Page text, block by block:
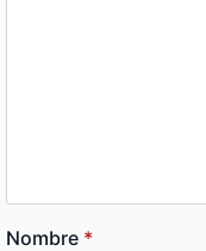
Nombre *